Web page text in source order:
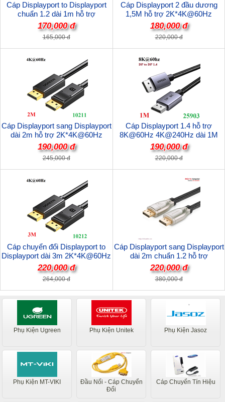
Cáp Displayport to Displayport
chuẩn 1.2 dài 1m hỗ trợ
2K*4K@60Hz 28AWG Ugreen
10244 cao cấp
170,000 đ
165,000 đ
Cáp Displayport 2 đầu dương
1,5M hỗ trợ 2K*4K@60Hz
28AWG Ugreen 10245 cao cấp
180,000 đ
220,000 đ
Cáp Displayport sang Displayport
dài 2m hỗ trợ 2K*4K@60Hz
28AWG Ugreen 10211 cao cấp
190,000 đ
245,000 đ
Cáp Displayport 1.4 hỗ trợ
8K@60Hz 4K@240Hz dài 1M
Ugreen 25903 cao cấp
190,000 đ
220,000 đ
Cáp chuyển đổi Displayport to
Displayport dài 3m 2K*4K@60Hz
28AWG Ugreen 10212 cao cấp
220,000 đ
264,000 đ
Cáp Displayport sang Displayport
dài 2m chuẩn 1.2 hỗ trợ
4k*2K@60Hz 28AWG Ugreen
30120 cao cấp
220,000 đ
380,000 đ
Phụ Kiện Ugreen Phụ Kiện Unitek Phụ Kiện Jasoz
Phụ Kiện MT-VIKI
Đầu Nối - Cáp Chuyển
Đổi
Cáp Chuyển Tín Hiệu